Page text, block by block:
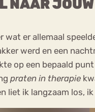
NAAR
wat er allemaal
werd en een
op een bepaald
praten in therapie
liet ik langzaam los,